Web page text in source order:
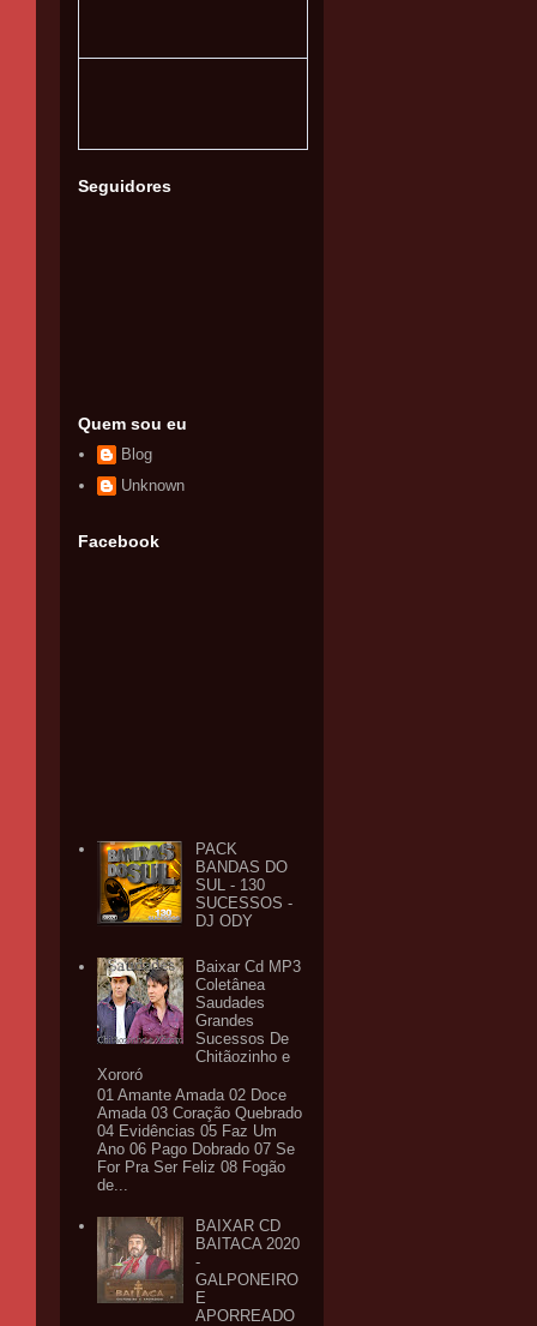
Seguidores
Quem sou eu
Blog
Unknown
Facebook
PACK
BANDAS DO
SUL - 130
SUCESSOS -
DJ ODY
Baixar Cd MP3
Coletânea
Saudades
Grandes
Sucessos De
Chitãozinho e
Xororó
01 Amante Amada 02 Doce
Amada 03 Coração Quebrado
04 Evidências 05 Faz Um
Ano 06 Pago Dobrado 07 Se
For Pra Ser Feliz 08 Fogão
de...
BAIXAR CD
BAITACA 2020
-
GALPONEIRO
E
APORREADO